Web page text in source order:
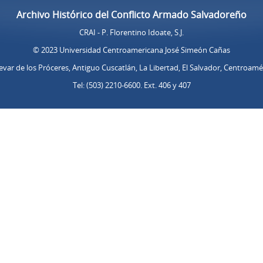
Archivo Histórico del Conflicto Armado Salvadoreño
CRAI - P. Florentino Idoate, S.J.
© 2023 Universidad Centroamericana José Simeón Cañas
de los Próceres, Antiguo Cuscatlán, La Libertad, El Salvador,
Tel: (503) 2210-6600. Ext. 406 y 407